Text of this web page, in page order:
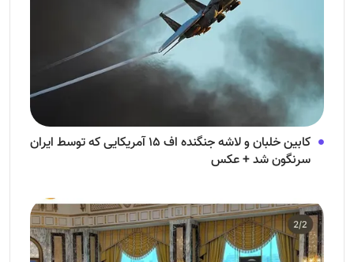
کابین خلبان و لاشه جنگنده اف ۱۵ آمریکایی که توسط ایران
سرنگون شد + عکس